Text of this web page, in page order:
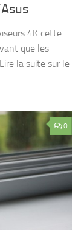
4K cette
que les
la suite sur le
0